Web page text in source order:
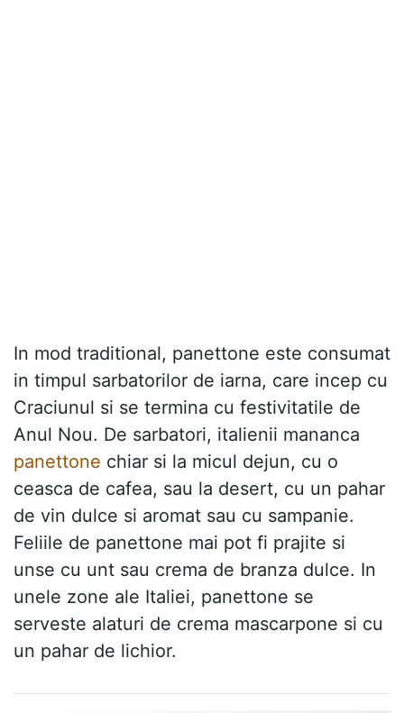
In mod traditional, panettone este consumat
in timpul sarbatorilor de iarna, care incep cu
Craciunul si se termina cu festivitatile de
Anul Nou. De sarbatori, italienii mananca
panettone chiar si la micul dejun, cu o
ceasca de cafea, sau la desert, cu un pahar
de vin dulce si aromat sau cu sampanie.
Feliile de panettone mai pot fi prajite si
unse cu unt sau crema de branza dulce. In
unele zone ale Italiei, panettone se
serveste alaturi de crema mascarpone si cu
un pahar de lichior.